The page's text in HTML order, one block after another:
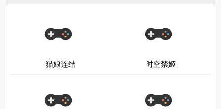
猫娘连结 时空禁姬